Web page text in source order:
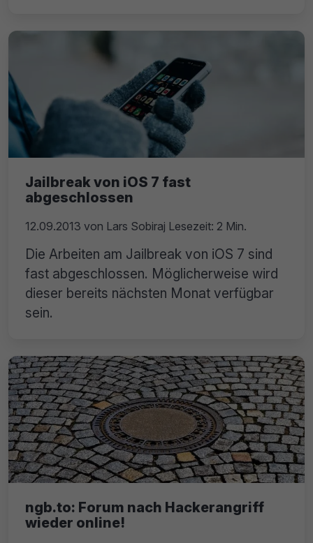
Jailbreak von iOS 7 fast
abgeschlossen
12.09.2013 von Lars Sobiraj Lesezeit: 2 Min.
Die Arbeiten am Jailbreak von iOS 7 sind
fast abgeschlossen. Möglicherweise wird
dieser bereits nächsten Monat verfügbar
sein.
ngb.to: Forum nach Hackerangriff
wieder online!